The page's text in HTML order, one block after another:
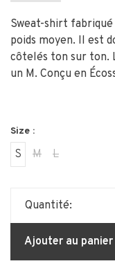
Sweat-shirt
poids moyen. Il est
côtelés ton sur ton.
un M. Conçu en
Size :
S M L
Quantité:
Ajouter au panier